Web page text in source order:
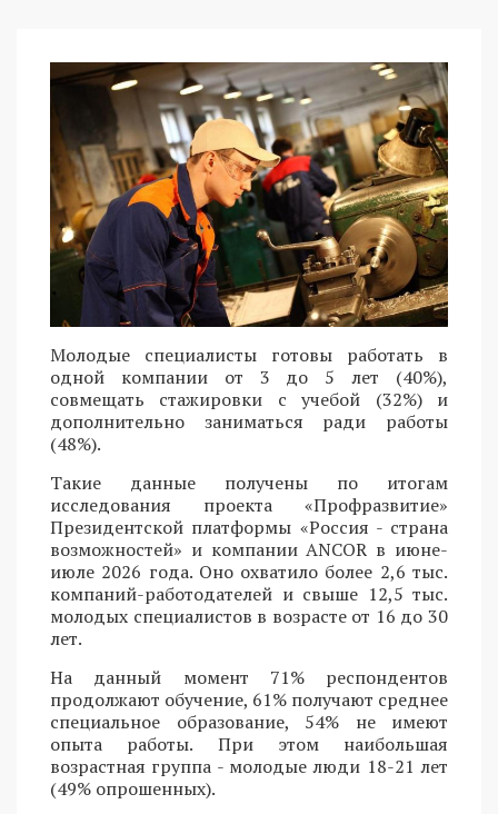
Молодые специалисты готовы работать в
одной компании от 3 до 5 лет (40%),
совмещать стажировки с учебой (32%) и
дополнительно заниматься ради работы
(48%).
Такие данные получены по итогам
исследования проекта «Профразвитие»
Президентской платформы «Россия - страна
возможностей» и компании ANCOR в июне-
июле 2026 года. Оно охватило более 2,6 тыс.
компаний-работодателей и свыше 12,5 тыс.
молодых специалистов в возрасте от 16 до 30
лет.
На данный момент 71% респондентов
продолжают обучение, 61% получают среднее
специальное образование, 54% не имеют
опыта работы. При этом наибольшая
возрастная группа - молодые люди 18-21 лет
(49% опрошенных).